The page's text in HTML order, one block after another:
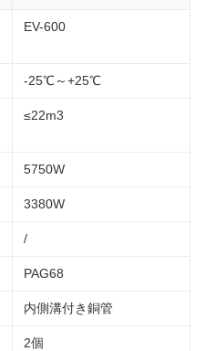
EV-600
-25℃～+25℃
≤22m3
5750W
3380W
/
PAG68
内側溝付き銅管
2個